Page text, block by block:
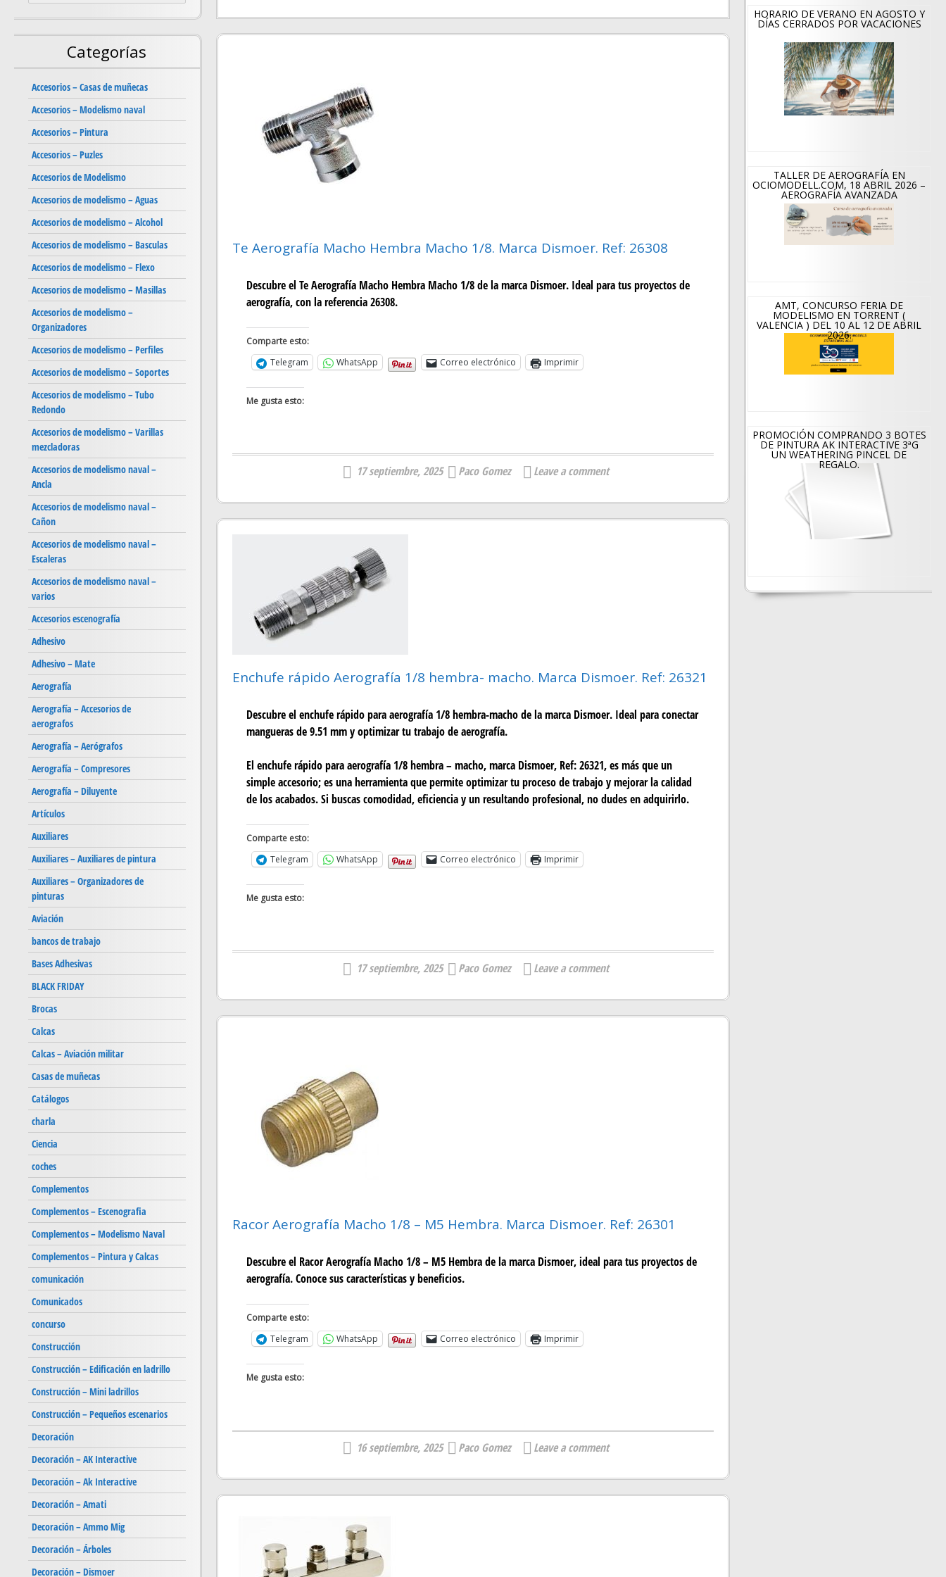
Te Aerografía Macho Hembra Macho 1/8. Marca Dismoer. Ref: 26308
Descubre el Te Aerografía Macho Hembra Macho 1/8 de la marca Dismoer. Ideal para tus proyectos de
aerografía, con la referencia 26308.
Comparte esto:
Telegram
WhatsApp Correo electrónico Imprimir
Me gusta esto:
17 septiembre, 2025 Paco Gomez Leave a comment
Enchufe rápido Aerografía 1/8 hembra- macho. Marca Dismoer. Ref: 26321
Descubre el enchufe rápido para aerografía 1/8 hembra-macho de la marca Dismoer. Ideal para conectar
mangueras de 9.51 mm y optimizar tu trabajo de aerografía.
El enchufe rápido para aerografía 1/8 hembra – macho, marca Dismoer, Ref: 26321, es más que un
simple accesorio; es una herramienta que permite optimizar tu proceso de trabajo y mejorar la calidad
de los acabados. Si buscas comodidad, eficiencia y un resultando profesional, no dudes en adquirirlo.
Comparte esto:
Telegram
WhatsApp Correo electrónico Imprimir
Me gusta esto:
17 septiembre, 2025 Paco Gomez Leave a comment
Racor Aerografía Macho 1/8 – M5 Hembra. Marca Dismoer. Ref: 26301
Descubre el Racor Aerografía Macho 1/8 – M5 Hembra de la marca Dismoer, ideal para tus proyectos de
aerografía. Conoce sus características y beneficios.
Comparte esto:
Telegram
WhatsApp Correo electrónico Imprimir
Me gusta esto:
16 septiembre, 2025 Paco Gomez Leave a comment
Categorías
Accesorios – Casas de muñecas
Accesorios – Modelismo naval
Accesorios – Pintura
Accesorios – Puzles
Accesorios de Modelismo
Accesorios de modelismo – Aguas
Accesorios de modelismo – Alcohol
Accesorios de modelismo – Basculas
Accesorios de modelismo – Flexo
Accesorios de modelismo – Masillas
Accesorios de modelismo –
Organizadores
Accesorios de modelismo – Perfiles
Accesorios de modelismo – Soportes
Accesorios de modelismo – Tubo
Redondo
Accesorios de modelismo – Varillas
mezcladoras
Accesorios de modelismo naval –
Ancla
Accesorios de modelismo naval –
Cañon
Accesorios de modelismo naval –
Escaleras
Accesorios de modelismo naval –
varios
Accesorios escenografía
Adhesivo
Adhesivo – Mate
Aerografía
Aerografía – Accesorios de
aerografos
Aerografía – Aerógrafos
Aerografía – Compresores
Aerografía – Diluyente
Artículos
Auxiliares
Auxiliares – Auxiliares de pintura
Auxiliares – Organizadores de
pinturas
Aviación
bancos de trabajo
Bases Adhesivas
BLACK FRIDAY
Brocas
Calcas
Calcas – Aviación militar
Casas de muñecas
Catálogos
charla
Ciencia
coches
Complementos
Complementos – Escenografia
Complementos – Modelismo Naval
Complementos – Pintura y Calcas
comunicación
Comunicados
concurso
Construcción
Construcción – Edificación en ladrillo
Construcción – Mini ladrillos
Construcción – Pequeños escenarios
Decoración
Decoración – AK Interactive
Decoración – Ak Interactive
Decoración – Amati
Decoración – Ammo Mig
Decoración – Árboles
Decoración – Dismoer
HORARIO DE VERANO EN AGOSTO Y
DÍAS CERRADOS POR VACACIONES
TALLER DE AEROGRAFÍA EN
OCIOMODELL.COM, 18 ABRIL 2026 –
AEROGRAFÍA AVANZADA
AMT, CONCURSO FERIA DE
MODELISMO EN TORRENT (
VALENCIA ) DEL 10 AL 12 DE ABRIL
2026.
PROMOCIÓN COMPRANDO 3 BOTES
DE PINTURA AK INTERACTIVE 3ªG
UN WEATHERING PINCEL DE
REGALO.